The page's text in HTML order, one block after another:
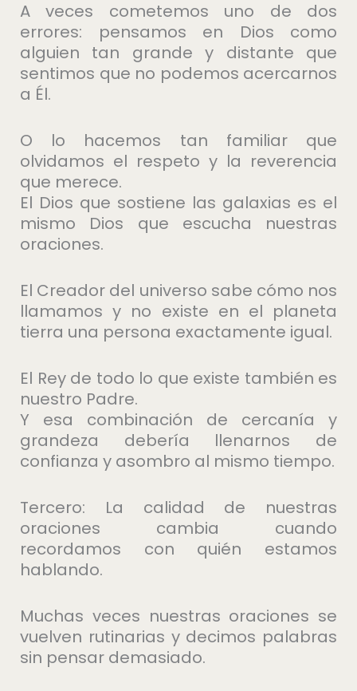
A veces cometemos uno de dos
errores: pensamos en Dios como
alguien tan grande y distante que
sentimos que no podemos acercarnos
a Él.
O lo hacemos tan familiar que
olvidamos el respeto y la reverencia
que merece.
El Dios que sostiene las galaxias es el
mismo Dios que escucha nuestras
oraciones.
El Creador del universo sabe cómo nos
llamamos y no existe en el planeta
tierra una persona exactamente igual.
El Rey de todo lo que existe también es
nuestro Padre.
Y esa combinación de cercanía y
grandeza debería llenarnos de
confianza y asombro al mismo tiempo.
Tercero: La calidad de nuestras
oraciones cambia cuando
recordamos con quién estamos
hablando.
Muchas veces nuestras oraciones se
vuelven rutinarias y decimos palabras
sin pensar demasiado.